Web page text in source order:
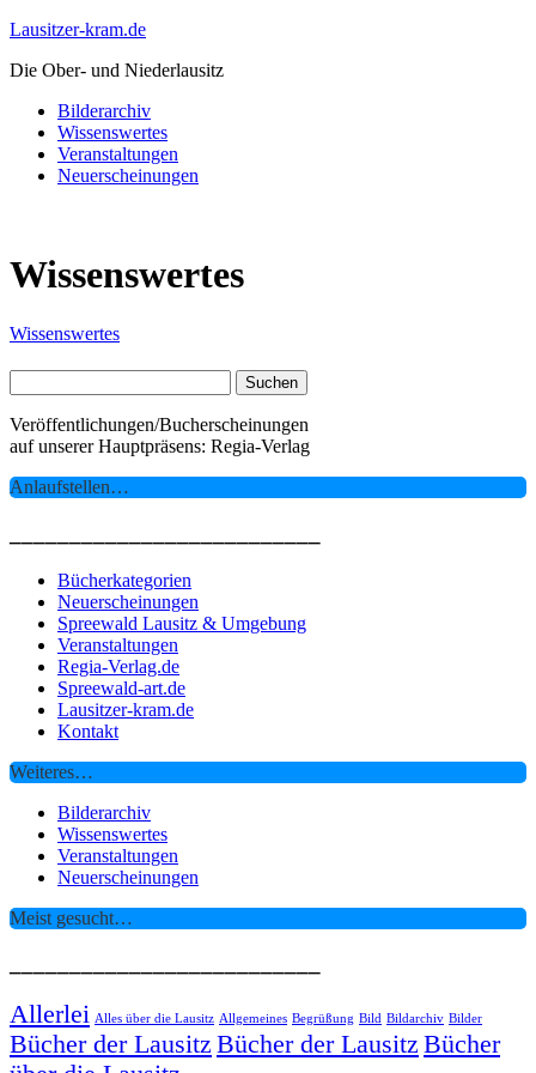
Lausitzer-kram.de
Die Ober- und Niederlausitz
Bilderarchiv
Wissenswertes
Veranstaltungen
Neuerscheinungen
Wissenswertes
Wissenswertes
nach:
Veröffentlichungen/Bucherscheinungen
auf unserer Hauptpräsens: Regia-Verlag
Anlaufstellen…
Bücherkategorien
Neuerscheinungen
Spreewald Lausitz & Umgebung
Veranstaltungen
Regia-Verlag.de
Spreewald-art.de
Lausitzer-kram.de
Kontakt
Weiteres…
Bilderarchiv
Wissenswertes
Veranstaltungen
Neuerscheinungen
Meist gesucht…
Allerlei Alles über die Lausitz Allgemeines Begrüßung Bild Bildarchiv Bilder
Bücher der Lausitz Bücher der Lausitz Bücher